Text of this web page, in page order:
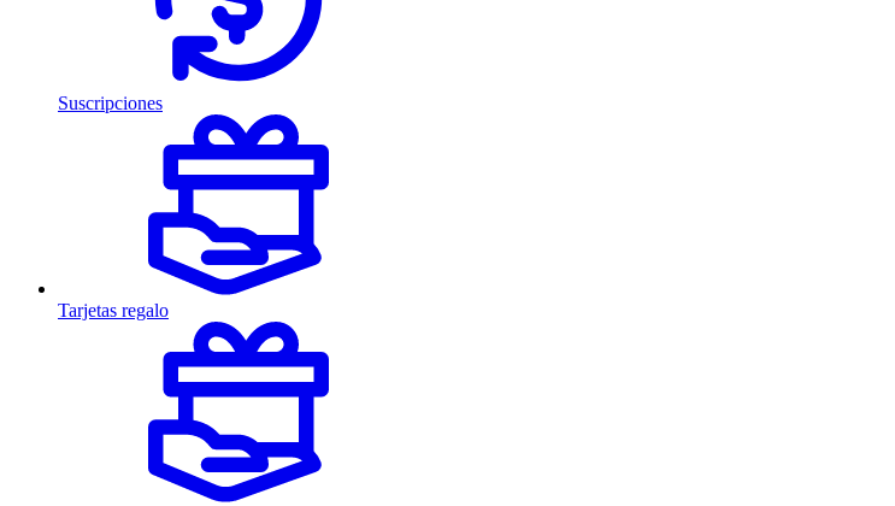
Suscripciones
Tarjetas regalo